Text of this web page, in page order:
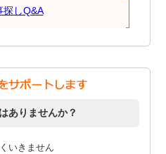
探しQ&A
ありませんか？
いきません